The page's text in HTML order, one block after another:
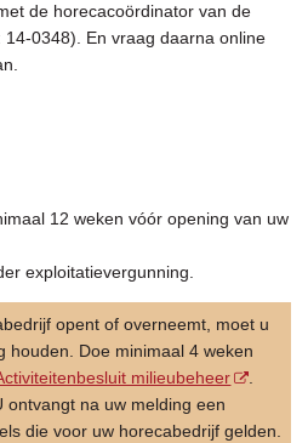
de horecacoördinator van de
0348). En vraag daarna online
12 weken vóór opening van uw
exploitatievergunning.
opent of overneemt, moet u
houden. Doe minimaal 4 weken
milieubeheer
.
ontvangt na uw melding een
die voor uw horecabedrijf gelden.